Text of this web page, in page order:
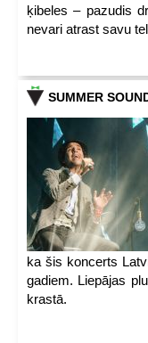
ķibeles – pazudis
nevari atrast savu
SUMMER
ka šis koncerts
gadiem. Liepājas
krastā.